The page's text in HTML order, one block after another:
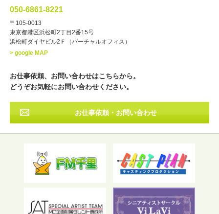
・年齢
・出身地 北海道 東北
その他
フリーワード検索
050-6861-8221
〒105-0013
東京都港区浜松町2丁目2番15号
浜松町ダイヤビル2Ｆ（バーチャルオフィス）
> google MAP
お仕事依頼、お問い合わせはこちらから。
どうぞお気軽にお問い合わせください。
お仕事依頼・お問い合わせ